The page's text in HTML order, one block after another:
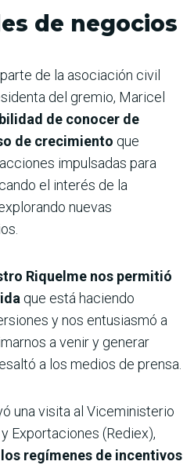
de negocios
de la asociación civil
del gremio, Maricel
de conocer de
de crecimiento que
impulsadas para
el interés de la
nuevas
Riquelme nos permitió
que está haciendo
y nos entusiasmó a
a venir y generar
a los medios de prensa.
una visita al Viceministerio
Exportaciones (Rediex),
los regímenes de incentivos